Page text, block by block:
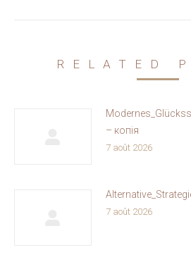
RELATED
– копія
7 août 2026
7 août 2026